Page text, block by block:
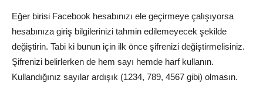
Eğer birisi Facebook hesabınızı ele geçirmeye çalışıyorsa
hesabınıza giriş bilgilerinizi tahmin edilemeyecek şekilde
değiştirin. Tabi ki bunun için ilk önce şifrenizi değiştirmelisiniz.
Şifrenizi belirlerken de hem sayı hemde harf kullanın.
Kullandığınız sayılar ardışık (1234, 789, 4567 gibi) olmasın.